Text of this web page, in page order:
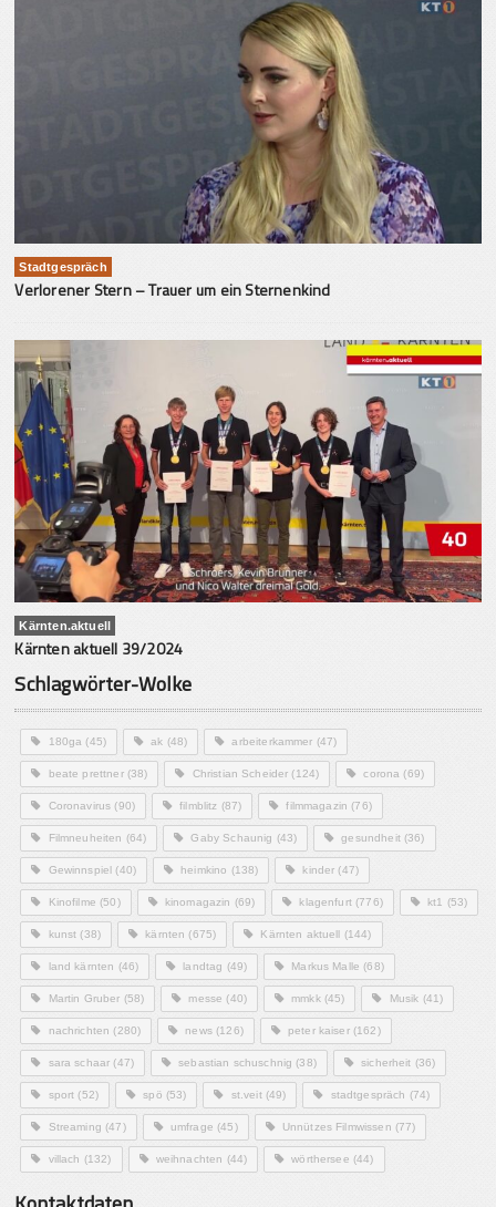
Stadtgespräch
Verlorener Stern – Trauer um ein Sternenkind
Kärnten.aktuell
Kärnten aktuell 39/2024
Schlagwörter-Wolke
180ga (45) ak (48) arbeiterkammer (47)
beate prettner(38) Christian Scheider (124) corona (69)
Coronavirus (90) filmblitz (87) filmmagazin (76)
Filmneuheiten (64) Gaby Schaunig (43) gesundheit(36)
Gewinnspiel (40) heimkino (138) kinder (47)
Kinofilme (50) kinomagazin (69) klagenfurt(776) kt1 (53)
kunst (38) kärnten (675) Kärnten aktuell (144)
land kärnten (46) landtag (49) Markus Malle (68)
Martin Gruber (58) messe (40) mmkk(45) Musik (41)
nachrichten (280) news(126) peter kaiser(162)
sara schaar (47) sebastian schuschnig (38) sicherheit (36)
sport (52) spö (53) st.veit(49) stadtgespräch (74)
Streaming (47) umfrage (45) Unnützes Filmwissen (77)
villach (132) weihnachten (44) wörthersee (44)